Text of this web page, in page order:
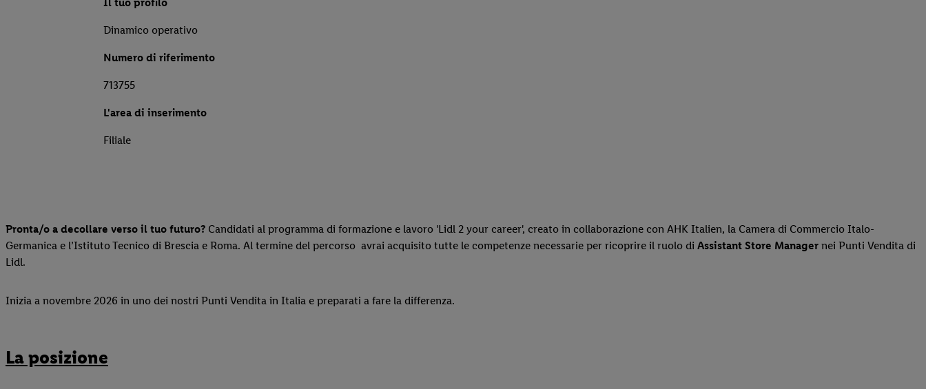
Dinamico operativo
Numero di riferimento
713755
L'area di inserimento
Filiale
Pronta/o a decollare verso il tuo futuro? Candidati al programma di formazione e lavoro 'Lidl 2 your career', creato in collaborazione con AHK Italien, la Camera di Commercio Italo-
Germanica e l’Istituto Tecnico di Brescia e Roma. Al termine del percorso avrai acquisito tutte le competenze necessarie per ricoprire il ruolo di Assistant Store Manager nei Punti Vendita di
Lidl.
Inizia a novembre 2026 in uno dei nostri Punti Vendita in Italia e preparati a fare la differenza.
La posizione